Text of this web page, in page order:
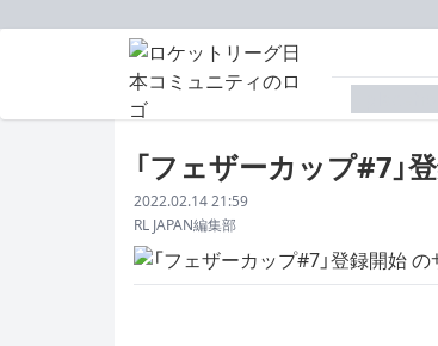
「フェザーカップ#7」
配信日
2022.02.14 21:59
著者
RL JAPAN編集部